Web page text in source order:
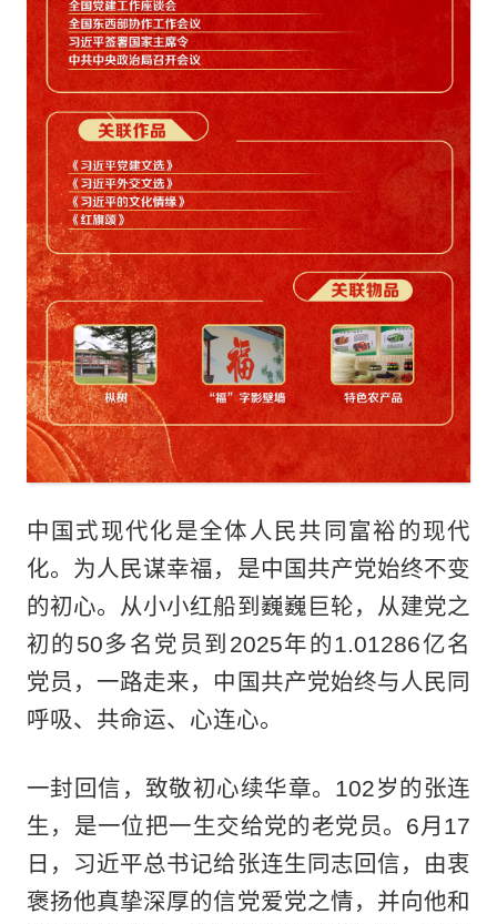
中国式现代化是全体人民共同富裕的现代
化。为人民谋幸福，是中国共产党始终不变
的初心。从小小红船到巍巍巨轮，从建党之
初的50多名党员到2025年的1.01286亿名
党员，一路走来，中国共产党始终与人民同
呼吸、共命运、心连心。
一封回信，致敬初心续华章。102岁的张连
生，是一位把一生交给党的老党员。6月17
日，习近平总书记给张连生同志回信，由衷
褒扬他真挚深厚的信党爱党之情，并向他和